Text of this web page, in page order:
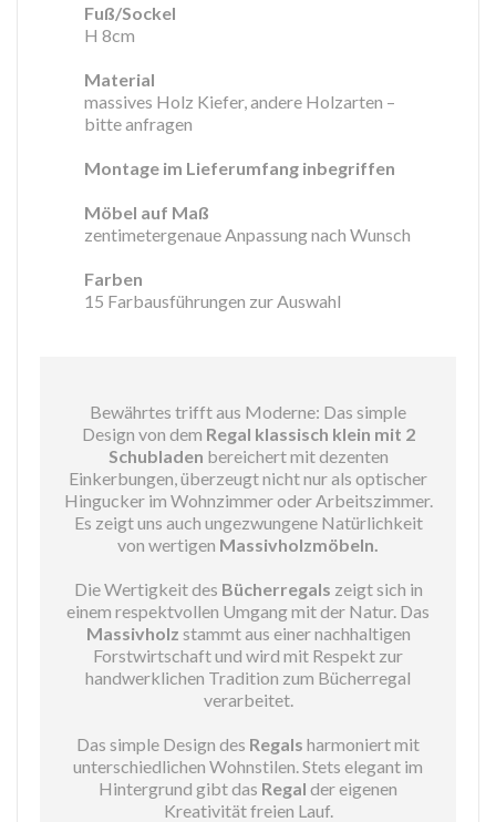
Fuß/Sockel
H 8cm
Material
massives Holz Kiefer, andere Holzarten –
bitte anfragen
Montage im Lieferumfang inbegriffen
Möbel auf Maß
zentimetergenaue Anpassung nach Wunsch
Farben
15 Farbausführungen zur Auswahl
Bewährtes trifft aus Moderne: Das simple
Design von dem Regal klassisch klein mit 2
Schubladen bereichert mit dezenten
Einkerbungen, überzeugt nicht nur als optischer
Hingucker im Wohnzimmer oder Arbeitszimmer.
Es zeigt uns auch ungezwungene Natürlichkeit
von wertigen Massivholzmöbeln.
Die Wertigkeit des Bücherregals zeigt sich in
einem respektvollen Umgang mit der Natur. Das
Massivholz stammt aus einer nachhaltigen
Forstwirtschaft und wird mit Respekt zur
handwerklichen Tradition zum Bücherregal
verarbeitet.
Das simple Design des Regals harmoniert mit
unterschiedlichen Wohnstilen. Stets elegant im
Hintergrund gibt das Regal der eigenen
Kreativität freien Lauf.